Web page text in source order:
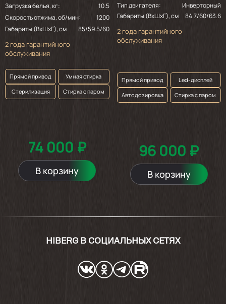
Загрузка белья, кг:
10.5
Скорость отжима, об/мин:
1200
Габариты (ВхШхГ), см
85/59.5/60
2 года гарантийного
обслуживания
Прямой привод
Умная стирка
Стерилизация
Стирка с паром
74 000 ₽
В корзину
Тип двигателя:
Инверторный
Габариты (ВхШхГ), см
84.7/60/63.6
2 года гарантийного
обслуживания
Прямой привод
Led-дисплей
Автодозировка
Стирка с паром
96 000 ₽
В корзину
HIBERG В СОЦИАЛЬНЫХ СЕТЯХ